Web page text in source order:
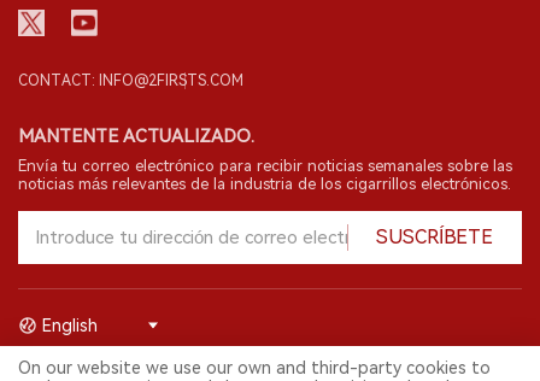
CONTACT: INFO@2FIRSTS.COM
MANTENTE ACTUALIZADO.
Envía tu correo electrónico para recibir noticias semanales sobre las
noticias más relevantes de la industria de los cigarrillos electrónicos.
SUSCRÍBETE
© 2026 Shenzhen 2FIRSTS Technology Co.,Ltd. Todos los derechos
English
On our website we use our own and third-party cookies to